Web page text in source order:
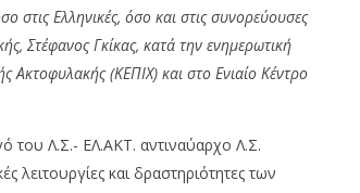
Coca-Cola HBC: Στα €524,4 εκατ.
στις Ελληνικές, όσο και στις συνορεύουσες
Στέφανος Γκίκας, κατά την ενημερωτική
Ακτοφυλακής (ΚΕΠΙΧ) και στο Ενιαίο Κέντρο
του Λ.Σ.- ΕΛ.ΑΚΤ. αντιναύαρχο Λ.Σ.
λειτουργίες και δραστηριότητες των